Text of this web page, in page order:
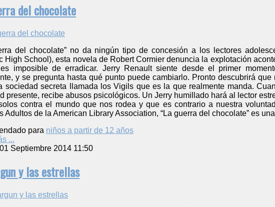
del chocolate
del chocolate” no da ningún tipo de concesión a los lectores
High School), esta novela de Robert Cormier denuncia la explotación
imposible de erradicar. Jerry Renault siente desde el primer
y se pregunta hasta qué punto puede cambiarlo. Pronto descubrirá
sociedad secreta llamada los Vigils que es la que realmente manda.
presente, recibe abusos psicológicos. Un Jerry humillado hará al lector
contra el mundo que nos rodea y que es contrario a nuestra
Adultos de la American Library Association, “La guerra del chocolate” es
para niños a partir de 12 años
...
Septiembre 2014 11:50
y las estrellas